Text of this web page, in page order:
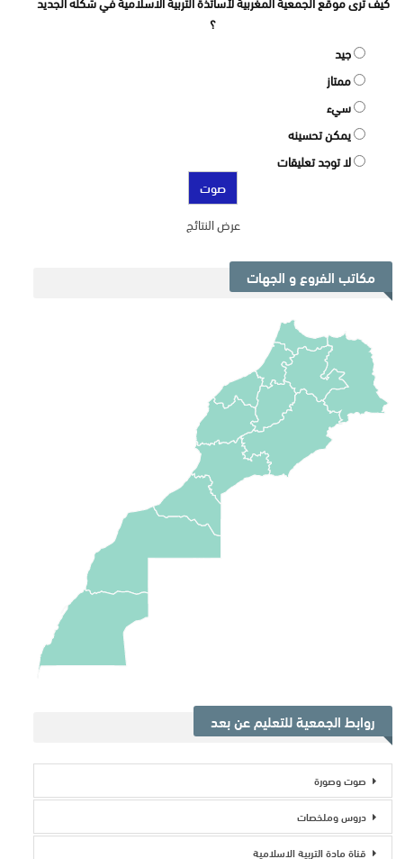
؟
جيد
ممتاز
سيء
يمكن تحسينه
لا توجد تعليقات
عرض النتائج
مكاتب الفروع و الجهات
روابط الجمعية للتعليم عن بعد
صوت وصورة
دروس وملخصات
قناة مادة التربية الاسلامية